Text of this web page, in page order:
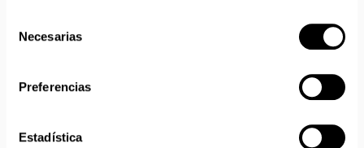
Necesarias
Preferencias
Estadística
: EL taller de
bordados y estampados está cerrado en agosto. Se
partir de septiembre.